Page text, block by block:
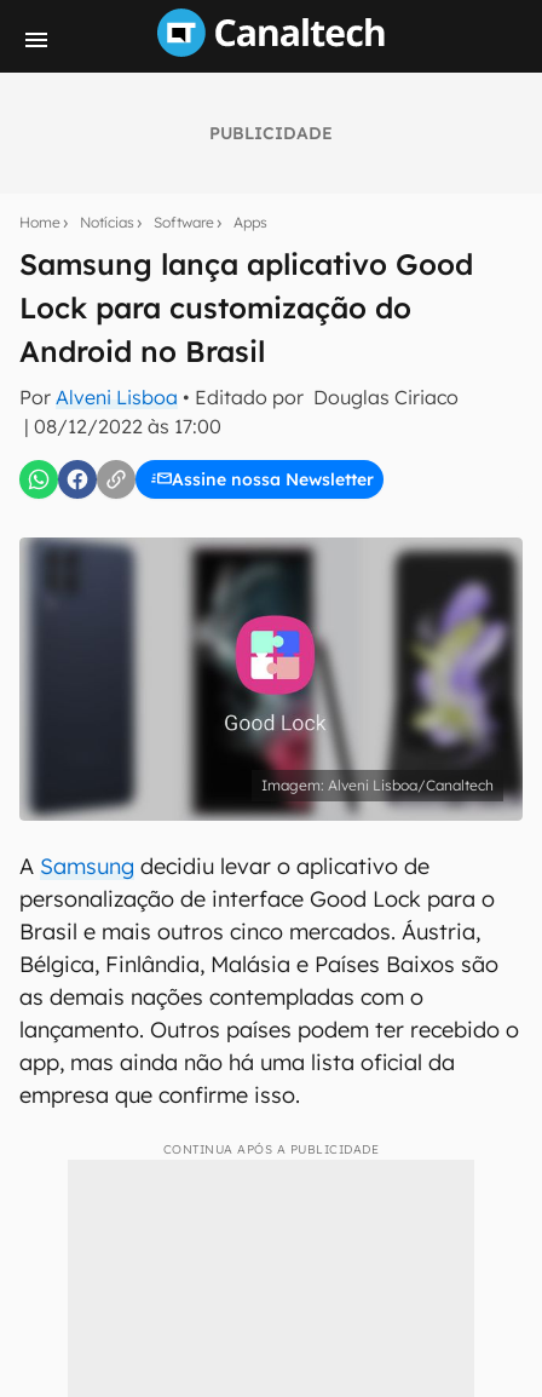
PUBLICIDADE
Home Notícias Software Apps
Samsung lança aplicativo Good
Lock para customização do
Android no Brasil
Por Alveni Lisboa • Editado por Douglas Ciriaco
| 08/12/2022 às 17:00
Assine nossa Newsletter
notícias e reviews sobre tecnologia em primeira
E-mail
inscreva-se
Confirmo que li, aceito e concordo com os Termos de
Uso e Política de Privacidade do Canaltech.
Alveni Lisboa/Canaltech
A Samsung decidiu levar o aplicativo de
personalização de interface Good Lock para o
Brasil e mais outros cinco mercados. Áustria,
Bélgica, Finlândia, Malásia e Países Baixos são
as demais nações contempladas com o
lançamento. Outros países podem ter recebido o
app, mas ainda não há uma lista oficial da
empresa que confirme isso.
CONTINUA APÓS A PUBLICIDADE